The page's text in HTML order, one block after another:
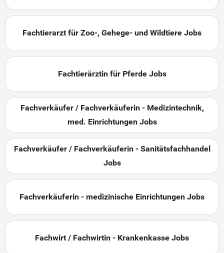
Fachtierarzt für Zoo-, Gehege- und Wildtiere Jobs
Fachtierärztin für Pferde Jobs
Fachverkäufer / Fachverkäuferin - Medizintechnik,
med. Einrichtungen Jobs
Fachverkäufer / Fachverkäuferin - Sanitätsfachhandel
Jobs
Fachverkäuferin - medizinische Einrichtungen Jobs
Fachwirt / Fachwirtin - Krankenkasse Jobs